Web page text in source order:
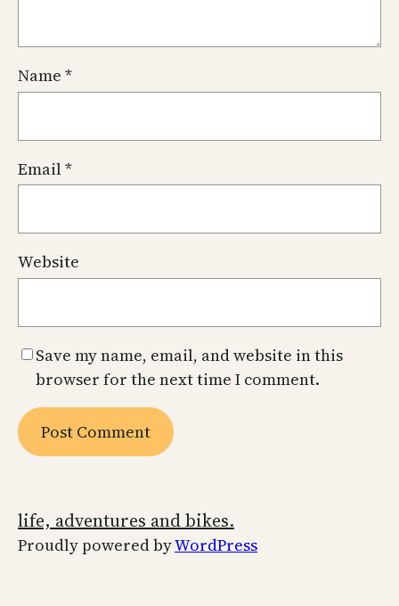
Name *
Email*
Website
Save my name, email, and website in this
browser for the next time I comment.
life, adventures and bikes.
Proudly powered byWordPress